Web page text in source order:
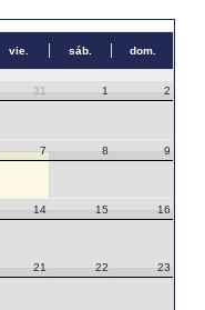
vie. sáb. dom.
31 1 2
7 8 9
14 15 16
21 22 23